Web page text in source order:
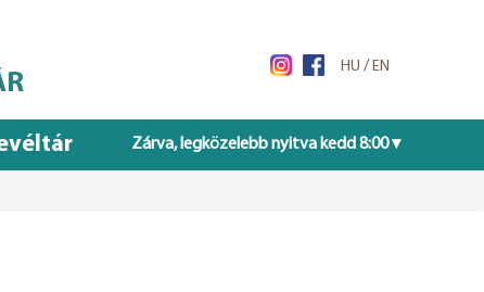
HU / EN
Zárva, legközelebb nyitva kedd 8:00 ▾